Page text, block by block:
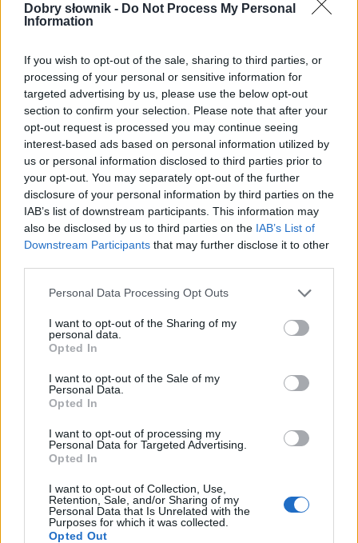
Dobry słownik - Do Not Process My Personal
Information
If you wish to opt-out of the sale, sharing to third parties, or
processing of your personal or sensitive information for
targeted advertising by us, please use the below opt-out
section to confirm your selection. Please note that after your
opt-out request is processed you may continue seeing
interest-based ads based on personal information utilized by
us or personal information disclosed to third parties prior to
your opt-out. You may separately opt-out of the further
disclosure of your personal information by third parties on the
IAB’s list of downstream participants. This information may
also be disclosed by us to third parties on the IAB’s List of
Downstream Participants that may further disclose it to other
Please note that this website/app uses one or more Google
not limited to your visit or usage behaviour. You may click to
grant or deny consent to Google and its third-party tags to
use your data for below specified purposes in below Google
consent section.
Personal Data Processing Opt Outs
I want to opt-out of the Sharing of my
personal data.
Opted In
I want to opt-out of the Sale of my
Personal Data.
Opted In
I want to opt-out of processing my
Personal Data for Targeted Advertising.
Opted In
I want to opt-out of Collection, Use,
Retention, Sale, and/or Sharing of my
Personal Data that Is Unrelated with the
Purposes for which it was collected.
Opted Out
Pozostały wątpliwości? Brakuje czegoś w haśle?
Zobacz, co zyskują abonenci Dobrego słownika.
SPRAWDŹ
Często sprawdzane
Składnia: pacjent zgłasza się do SOR czy na SOR?
O odmianie i innym
zadku
O pisowni i odmianie
Ciekawostki
palindrom
— Takie oto palindromy
— Można się dogadać
Mogą Cię zainteresować również hasła
laryngolog
smartfon